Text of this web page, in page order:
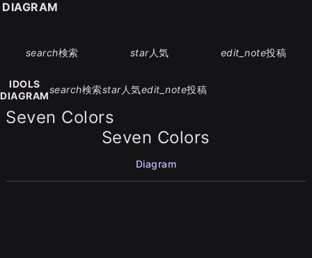
search検索 star人気 edit_note投稿
IDOLS
DIAGRAM
search検索star人気edit_note投稿
Seven Colors
Seven Colors
Diagram